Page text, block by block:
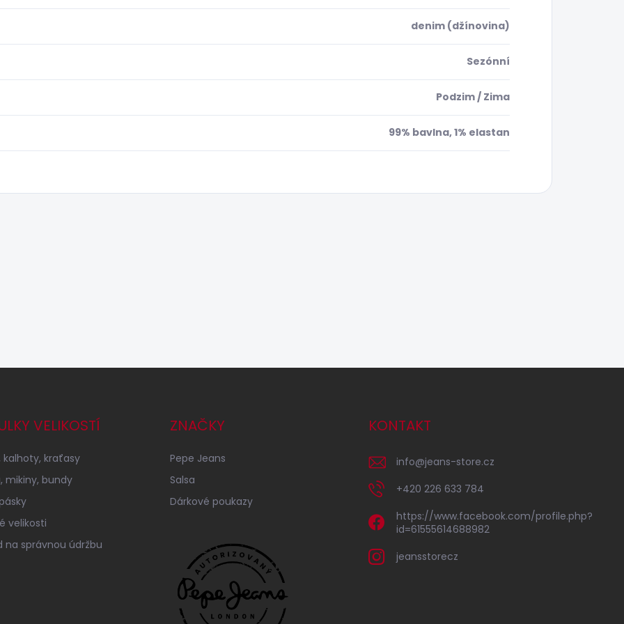
denim (džínovina)
Sezónní
Podzim / Zima
99% bavlna, 1% elastan
VELIKOSTÍ
kalhoty, kraťasy
mikiny, bundy
velikosti
na správnou údržbu
ZNAČKY
Pepe Jeans
Salsa
Dárkové poukazy
KONTAKT
info@jeans-store.cz
+420 226 633 784
https://www.facebook.com/profile.php?
id=61555614688982
jeansstorecz